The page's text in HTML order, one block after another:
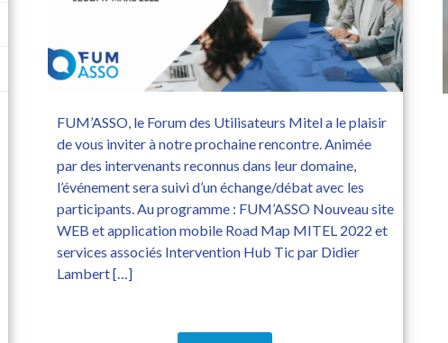
FUM’ASSO, le Forum des Utilisateurs Mitel a le plaisir
de vous inviter à notre prochaine rencontre. Animée
par des intervenants reconnus dans leur domaine,
l’événement sera suivi d’un échange/débat avec les
participants. Au programme : FUM’ASSO Nouveau site
WEB et application mobile Road Map MITEL 2022 et
services associés Intervention Hub Tic par Didier
Lambert […]